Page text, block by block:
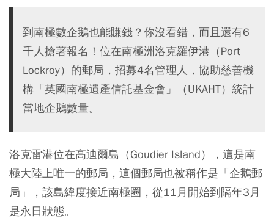
到南極數企鵝也能賺錢？你沒看錯，而且還有6
千人搶著報名！位在南極洲洛克羅伊港（Port
Lockroy）的郵局，招募4名管理人，協助慈善機
構「英國南極遺產信託基金會」（UKAHT）統計
當地企鵝數量。
洛克雷港位在高迪爾島（Goudier Island），這是南
極大陸上唯一的郵局，這個郵局也被稱作是「企鵝郵
局」，該島緯度接近南極圈，從11月開始到隔年3月
是永日狀態。